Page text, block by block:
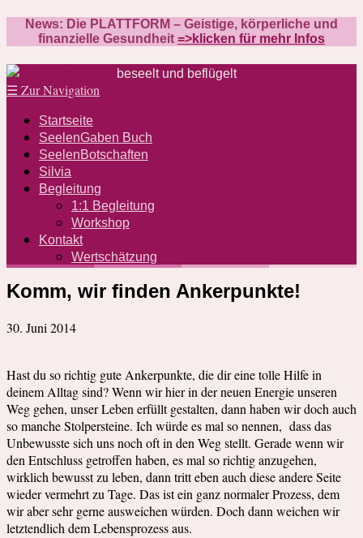
News: Die PLATTFORM – Geistige, körperliche und
finanzielle Gesundheit =>klicken für mehr Infos
beseelt und beflügelt
☰ Zur Navigation
Startseite
SeelenGaben Buch
SeelenBotschaften
Silvia
Begleitung
1:1 Begleitung
Workshop
Kontakt
Wertschätzung
Komm, wir finden Ankerpunkte!
30. Juni 2014
Hast du so richtig gute Ankerpunkte, die dir eine tolle Hilfe in
deinem Alltag sind? Wenn wir hier in der neuen Energie unseren
Weg gehen, unser Leben erfüllt gestalten, dann haben wir doch auch
so manche Stolpersteine. Ich würde es mal so nennen, dass das
Unbewusste sich uns noch oft in den Weg stellt. Gerade wenn wir
den Entschluss getroffen haben, es mal so richtig anzugehen,
wirklich bewusst zu leben, dann tritt eben auch diese andere Seite
wieder vermehrt zu Tage. Das ist ein ganz normaler Prozess, dem
wir aber sehr gerne ausweichen würden. Doch dann weichen wir
letztendlich dem Lebensprozess aus.